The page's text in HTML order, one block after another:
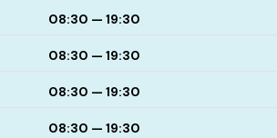
08:30 — 19:30
08:30 — 19:30
08:30 — 19:30
08:30 — 19:30